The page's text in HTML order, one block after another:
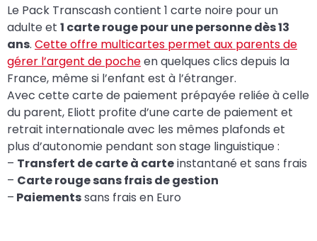
Le Pack Transcash contient 1 carte noire pour un
adulte et 1 carte rouge pour une personne dès 13
ans. Cette offre multicartes permet aux parents de
gérer l’argent de pocheen quelques clics depuis la
France, même si l’enfant est à l’étranger.
Avec cette carte de paiement prépayée reliée à celle
du parent, Eliott profite d’une carte de paiement et
retrait internationale avec les mêmes plafonds et
plus d’autonomie pendant son stage linguistique :
– Transfert de carte à carteinstantané et sans frais
– Carte rouge sans frais de gestion
– Paiementssans frais en Euro